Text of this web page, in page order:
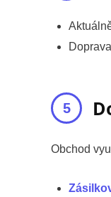
Obchod